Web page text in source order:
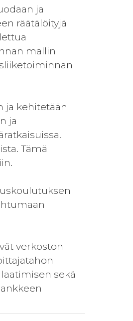
ja
räätälöityjä
mallin
ja kehitetään
ja
Tämä
verkoston
sekä